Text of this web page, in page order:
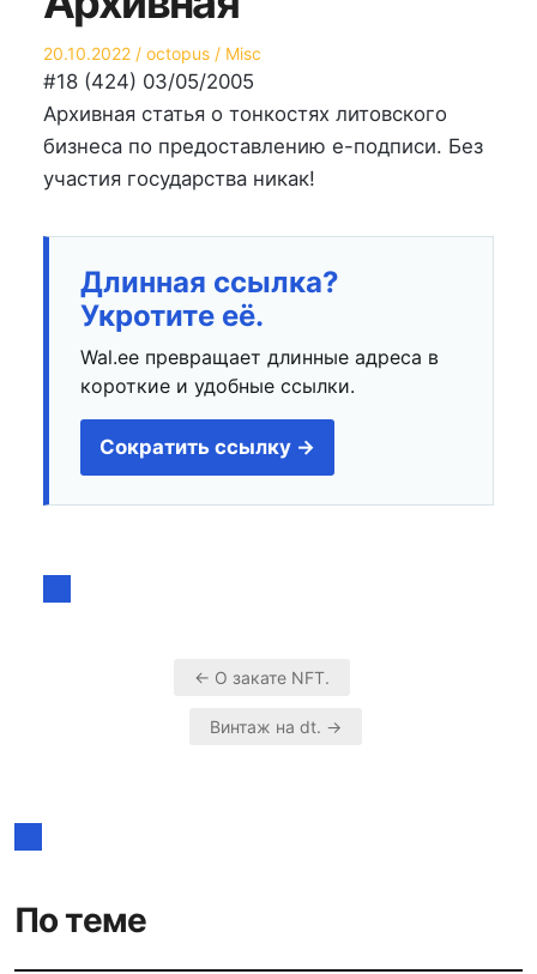
Опубликовано
на
20.10.2022 Автор
octopus
Опубликовано
в
Misc
#18 (424) 03/05/2005
Архивная статья о тонкостях литовского
бизнеса по предоставлению е-подписи. Без
участия государства никак!
Длинная ссылка?
Укротите её.
Wal.ee превращает длинные адреса в
короткие и удобные ссылки.
Сократить ссылку →
Навигация
← О закате NFT.
Винтаж на dt. →
По теме